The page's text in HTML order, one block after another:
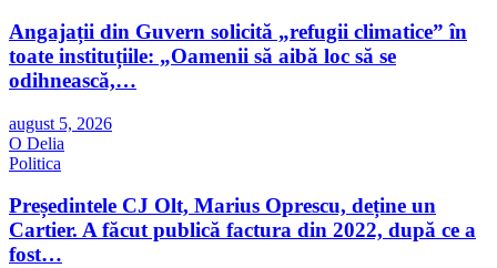
Angajații din Guvern solicită „refugii climatice” în
toate instituțiile: „Oamenii să aibă loc să se
odihnească,…
august 5, 2026
O Delia
Politica
Președintele CJ Olt, Marius Oprescu, deține un
Cartier. A făcut publică factura din 2022, după ce a
fost…